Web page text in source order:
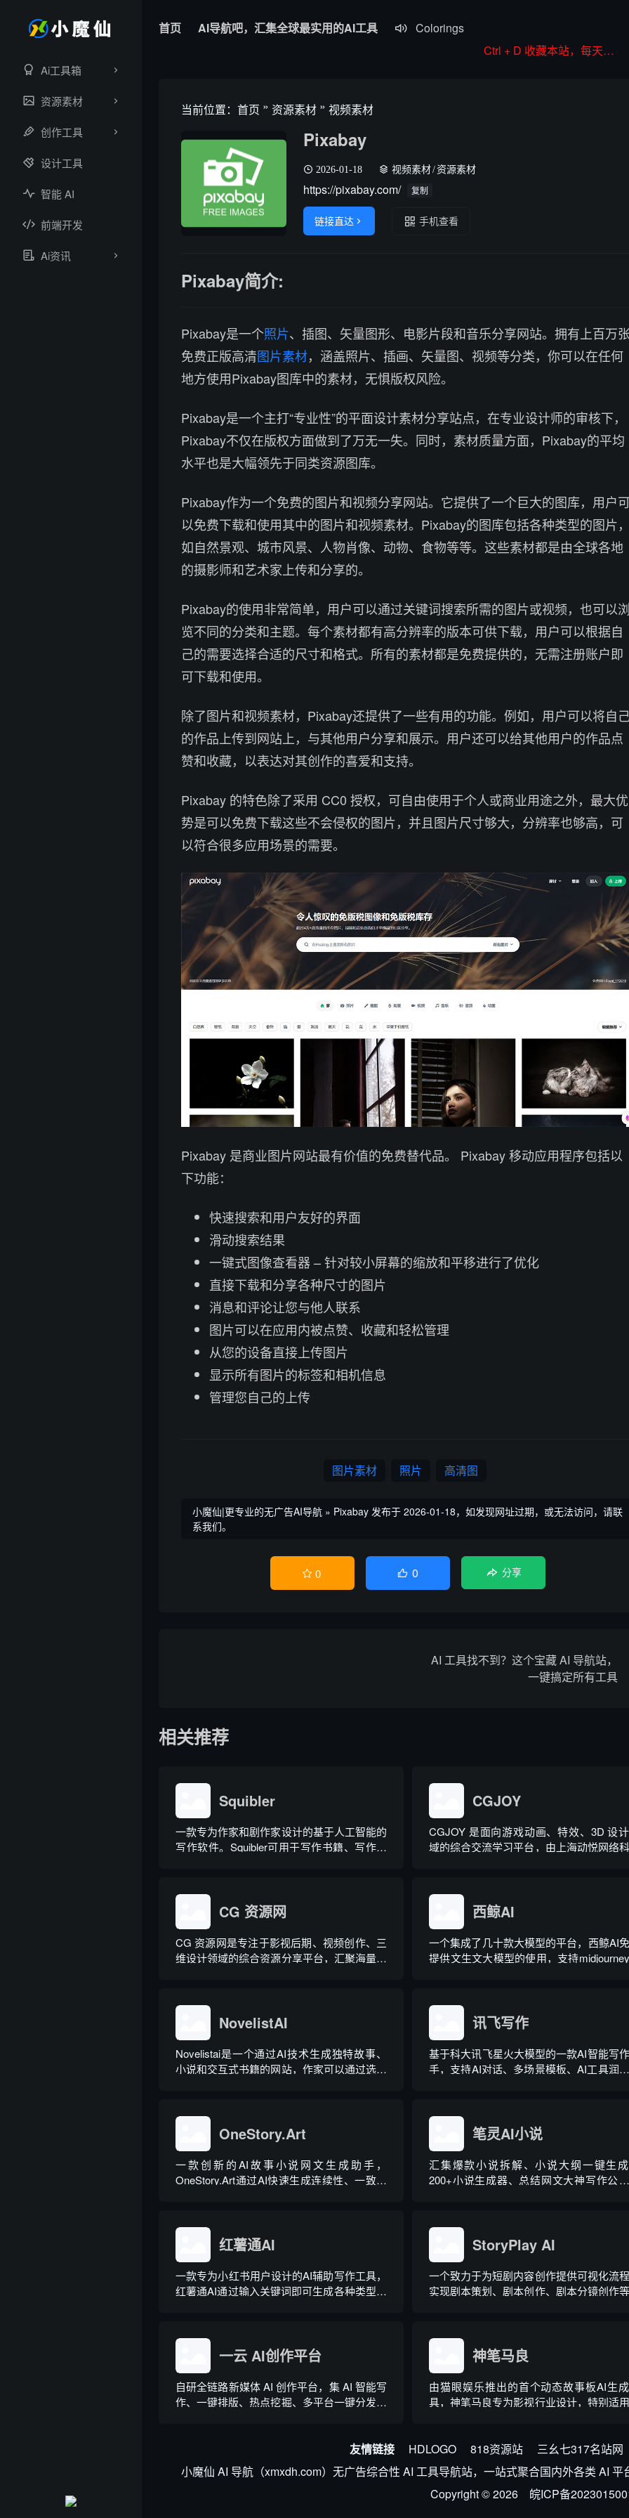
Ai工具箱
资源素材
创作工具
设计工具
智能 AI
前端开发
Ai资讯
首页 AI导航吧，汇集全球最实用的AI工具 
Colorings
Ctrl + D 收藏本站，每天更新好站！
当前位置： 首页 » 资源素材 » 视频素材
Pixabay
2026-01-18 视频素材/资源素材
https://pixabay.com/ 复制
链接直达  手机查看
Pixabay简介:
Pixabay是一个照片、插图、矢量图形、电影片段和音乐分享网站。拥有上百万
免费正版高清图片素材，涵盖照片、插画、矢量图、视频等分类，你可以在任何
地方使用Pixabay图库中的素材，无惧版权风险。
Pixabay是一个主打“专业性”的平面设计素材分享站点，在专业设计师的审核下，
Pixabay不仅在版权方面做到了万无一失。同时，素材质量方面，Pixabay的平均
水平也是大幅领先于同类资源图库。
Pixabay作为一个免费的图片和视频分享网站。它提供了一个巨大的图库，用户可
以免费下载和使用其中的图片和视频素材。Pixabay的图库包括各种类型的图片，
如自然景观、城市风景、人物肖像、动物、食物等等。这些素材都是由全球各地
的摄影师和艺术家上传和分享的。
Pixabay的使用非常简单，用户可以通过关键词搜索所需的图片或视频，也可以浏
览不同的分类和主题。每个素材都有高分辨率的版本可供下载，用户可以根据自
己的需要选择合适的尺寸和格式。所有的素材都是免费提供的，无需注册账户即
可下载和使用。
除了图片和视频素材，Pixabay还提供了一些有用的功能。例如，用户可以将自
的作品上传到网站上，与其他用户分享和展示。用户还可以给其他用户的作品点
赞和收藏，以表达对其创作的喜爱和支持。
Pixabay 的特色除了采用 CC0 授权，可自由使用于个人或商业用途之外，最大优
势是可以免费下载这些不会侵权的图片，并且图片尺寸够大，分辨率也够高，可
以符合很多应用场景的需要。
Pixabay 是商业图片网站最有价值的免费替代品。 Pixabay 移动应用程序包括以
下功能：
快速搜索和用户友好的界面
滑动搜索结果
一键式图像查看器 – 针对较小屏幕的缩放和平移进行了优化
直接下载和分享各种尺寸的图片
消息和评论让您与他人联系
图片可以在应用内被点赞、收藏和轻松管理
从您的设备直接上传图片
显示所有图片的标签和相机信息
管理您自己的上传
图片素材 照片 高清图
小魔仙|更专业的无广告AI导航 » Pixabay 发布于 2026-01-18，如发现网址过期，或无法访问，请联
系我们。
 0  0 分享
AI 工具找不到？这个宝藏 AI 导航站，
一键搞定所有工具
相关推荐
Squibler
一款专为作家和剧作家设计的基于人工智能的
写作软件。Squibler可用于写作书籍、写作小
CGJOY
CGJOY 是面向游戏动画、特效、3D 设
域的综合交流学习平台，由上海动悦网络
于一体，围绕 3ds Max、Maya、UE5
Unity、Spine 等...
CG 资源网
CG 资源网是专注于影视后期、视频创作、三
维设计领域的综合资源分享平台，汇聚海量高
FCPX、达芬奇、Blender 等主流设计软件，
持续更新内容，全面满足短视...
西鲸AI
一个集成了几十款大模型的平台，西鲸AI
提供文生文大模型的使用，支持
NovelistAI
Novelistai是一个通过AI技术生成独特故事、
小说和交互式书籍的网站，作家可以通过选择
助作家创作独特的故事、小说和互动书籍。
讯飞写作
基于科大讯飞星火大模型的一款AI智能写
手，支持AI对话、多场景模板、AI工具润色
OneStory.Art
一款创新的AI故事小说网文生成助手，
OneStory.Art通过AI快速生成连续性、一致性
笔灵AI小说
汇集爆款小说拆解、小说大纲一键生成
200+小说生成器、总结网文大神写作公式
红薯通AI
一款专为小红书用户设计的AI辅助写作工具，
红薯通AI通过输入关键词即可生成各种类型的
StoryPlay AI
一个致力于为短剧内容创作提供可视化流程
实现剧本策划、剧本创作、剧本分镜创作
一云 AI创作平台
自研全链路新媒体 AI 创作平台，集 AI 智能写
作、一键排版、热点挖掘、多平台一键分发于
神笔马良
由猫眼娱乐推出的首个动态故事板AI生
具，神笔马良专为影视行业设计，特别适
友情链接 HDLOGO 818资源站 三幺七317名站网
小魔仙 AI 导航（xmxdh.com）无广告综合性 AI 工具导航站，一站式聚合国内外各类 AI
Copyright © 2026
皖ICP备